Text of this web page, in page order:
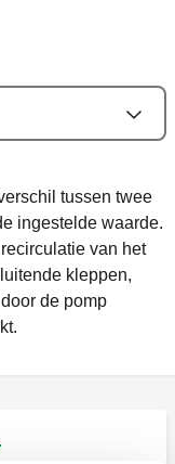
tussen twee
ingestelde waarde.
van het
kleppen,
de pomp